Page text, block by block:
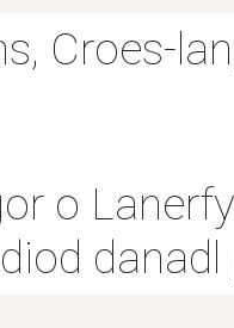
Croes-
o
danadl